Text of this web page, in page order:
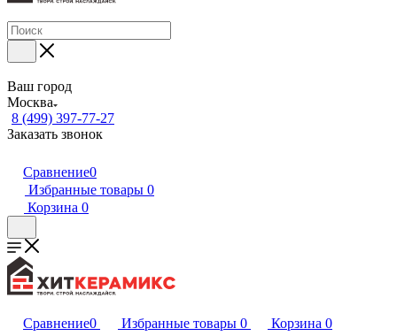
Ваш город
Москва
8 (499) 397-77-27
Заказать звонок
Сравнение0
Избранные товары 0
Корзина 0
Сравнение0 Избранные товары 0 Корзина 0